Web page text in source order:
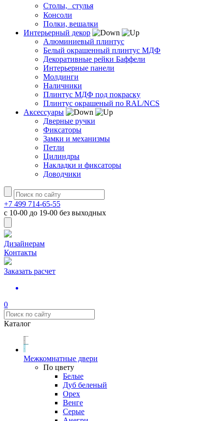
Столы, стулья
Консоли
Полки, вешалки
Интерьерный декор
Алюминиевый плинтус
Белый окрашенный плинтус МДФ
Декоративные рейки Баффели
Интерьерные панели
Молдинги
Наличники
Плинтус МДФ под покраску
Плинтус окрашеный по RAL/NCS
Аксессуары
Дверные ручки
Фиксаторы
Замки и механизмы
Петли
Цилиндры
Накладки и фиксаторы
Доводчики
+7 499 714-65-55
с 10-00 до 19-00 без выходных
Дизайнерам
Контакты
Заказать расчет
0
Каталог
Межкомнатные двери
По цвету
Белые
Дуб беленый
Орех
Венге
Серые